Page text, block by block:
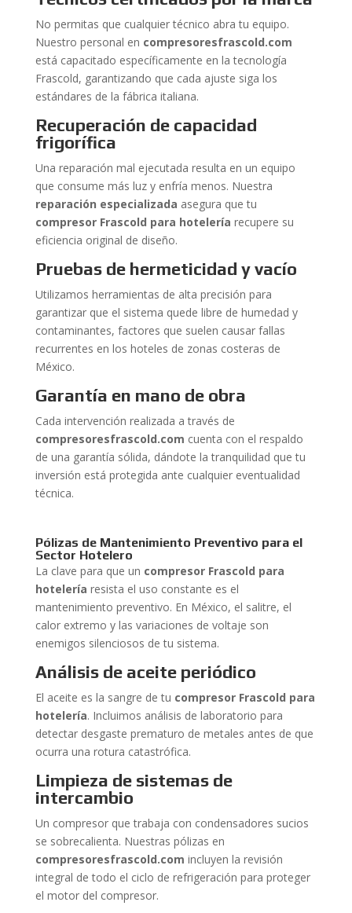
No permitas que cualquier técnico abra tu equipo.
Nuestro personal en compresoresfrascold.com
está capacitado específicamente en la tecnología
Frascold, garantizando que cada ajuste siga los
estándares de la fábrica italiana.
Recuperación de capacidad
frigorífica
Una reparación mal ejecutada resulta en un equipo
que consume más luz y enfría menos. Nuestra
reparación especializada asegura que tu
compresor Frascold para hotelería recupere su
eficiencia original de diseño.
Pruebas de hermeticidad y vacío
Utilizamos herramientas de alta precisión para
garantizar que el sistema quede libre de humedad y
contaminantes, factores que suelen causar fallas
recurrentes en los hoteles de zonas costeras de
México.
Garantía en mano de obra
Cada intervención realizada a través de
compresoresfrascold.com cuenta con el respaldo
de una garantía sólida, dándote la tranquilidad que tu
inversión está protegida ante cualquier eventualidad
técnica.
Pólizas de Mantenimiento Preventivo para el
Sector Hotelero
La clave para que un compresor Frascold para
hotelería resista el uso constante es el
mantenimiento preventivo. En México, el salitre, el
calor extremo y las variaciones de voltaje son
enemigos silenciosos de tu sistema.
Análisis de aceite periódico
El aceite es la sangre de tu compresor Frascold para
hotelería. Incluimos análisis de laboratorio para
detectar desgaste prematuro de metales antes de que
ocurra una rotura catastrófica.
Limpieza de sistemas de
intercambio
Un compresor que trabaja con condensadores sucios
se sobrecalienta. Nuestras pólizas en
compresoresfrascold.com incluyen la revisión
integral de todo el ciclo de refrigeración para proteger
el motor del compresor.